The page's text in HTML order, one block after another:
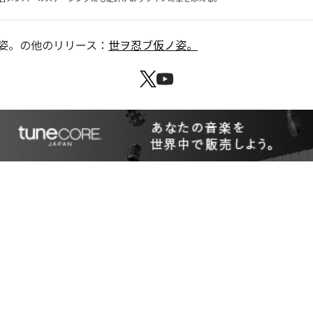
。 の他のリリース： 世ヲ忍ブ仮ノ姿。